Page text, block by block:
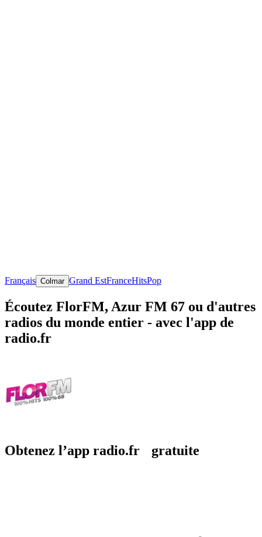
Français Colmar Grand EstFranceHitsPop
Écoutez FlorFM, Azur FM 67 ou d'autres
radios du monde entier - avec l'app de
radio.fr
Obtenez l’app radio.fr gratuite